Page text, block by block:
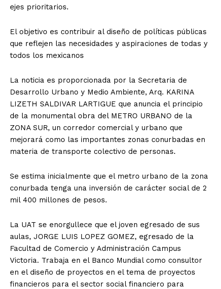
ejes prioritarios.
El objetivo es contribuir al diseño de políticas públicas
que reflejen las necesidades y aspiraciones de todas y
todos los mexicanos
La noticia es proporcionada por la Secretaria de
Desarrollo Urbano y Medio Ambiente, Arq. KARINA
LIZETH SALDIVAR LARTIGUE que anuncia el principio
de la monumental obra del METRO URBANO de la
ZONA SUR, un corredor comercial y urbano que
mejorará como las importantes zonas conurbadas en
materia de transporte colectivo de personas.
Se estima inicialmente que el metro urbano de la zona
conurbada tenga una inversión de carácter social de 2
mil 400 millones de pesos.
La UAT se enorgullece que el joven egresado de sus
aulas, JORGE LUIS LOPEZ GOMEZ, egresado de la
Facultad de Comercio y Administración Campus
Victoria. Trabaja en el Banco Mundial como consultor
en el diseño de proyectos en el tema de proyectos
financieros para el sector social financiero para